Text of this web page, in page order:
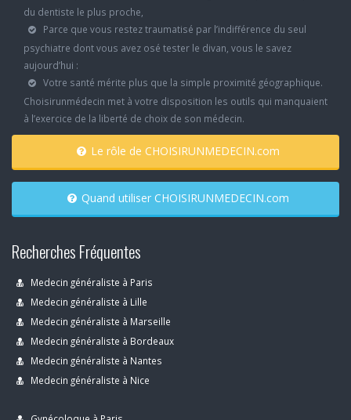
du dentiste le plus proche,
Parce que vous restez traumatisé par l’indifférence du seul
psychiatre dont vous avez osé tester le divan, vous le savez
aujourd’hui :
Votre santé mérite plus que la simple proximité géographique.
Choisirunmédecin met à votre disposition les outils qui manquaient
à l’exercice de la liberté de choix de son médecin.
Le rôle de CHOISIRUNMEDECIN.com
Quand utiliser CHOISIRUNMEDECIN.com
Recherches Fréquentes
Medecin généraliste à Paris
Medecin généraliste à Lille
Medecin généraliste à Marseille
Medecin généraliste à Bordeaux
Medecin généraliste à Nantes
Medecin généraliste à Nice